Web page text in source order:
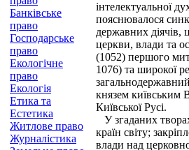
Банківське
право
Господарське
право
Екологічне
право
Екологія
Етика та
Естетика
Житлове право
Журналістика
інтелектуальної
пояснювалося
державних діячів,
церкви, влади та
(1052) першого
1076) та широкої
князем київським
Київської Русі.
У згаданих
країн світу;
влади над